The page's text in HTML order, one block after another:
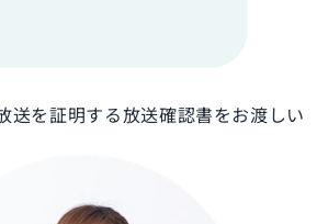
送を証明する放送確認書をお渡しい